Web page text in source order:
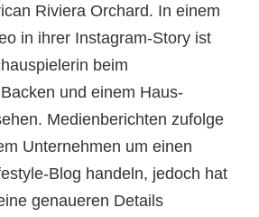
Riviera Orchard. In einem
in ihrer Instagram-Story ist
beim
und einem Haus-
Medienberichten zufolge
Unternehmen um einen
Blog handeln, jedoch hat
genaueren Details